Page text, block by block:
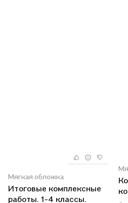
Мягкая обложка
Итоговые комплексные
работы. 1-4 классы.